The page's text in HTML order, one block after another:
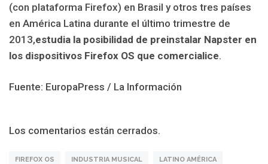
(con plataforma Firefox) en Brasil y otros tres países
en América Latina durante el último trimestre de
2013,estudia la posibilidad de preinstalar Napster en
los dispositivos Firefox OS que comercialice.
Fuente: EuropaPress / La Información
Los comentarios están cerrados.
FIREFOX OS INDUSTRIA MUSICAL LATINO AMÉRICA